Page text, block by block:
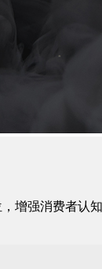
增强消费者认